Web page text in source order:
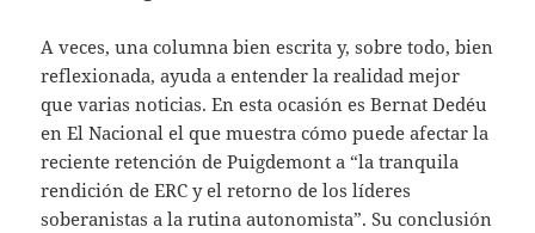
A veces, una columna bien escrita y, sobre todo, bien
reflexionada, ayuda a entender la realidad mejor
que varias noticias. En esta ocasión es Bernat Dedéu
en El Nacional el que muestra cómo puede afectar la
reciente retención de Puigdemont a “la tranquila
rendición de ERC y el retorno de los líderes
soberanistas a la rutina autonomista”. Su conclusión